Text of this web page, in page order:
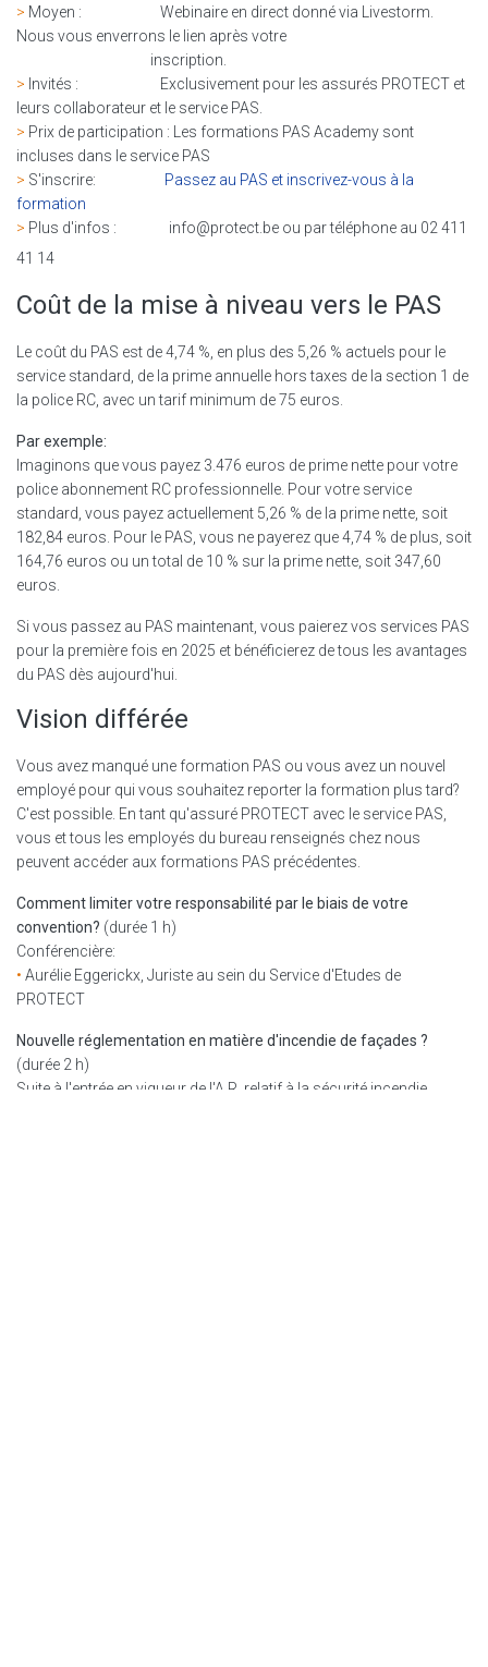
> Moyen : Webinaire en direct donné via Livestorm.
Nous vous enverrons le lien après votre
inscription.
> Invités : Exclusivement pour les assurés PROTECT et
leurs collaborateur et le service PAS.
> Prix de participation : Les formations PAS Academy sont
incluses dans le service PAS
> S'inscrire:
Passez au PAS et inscrivez-vous à la
formation
> Plus d'infos : info@protect.be ou par téléphone au 02 411
41 14
Coût de la mise à niveau vers le PAS
Le coût du PAS est de 4,74 %, en plus des 5,26 % actuels pour le
service standard, de la prime annuelle hors taxes de la section 1 de
la police RC, avec un tarif minimum de 75 euros.
Par exemple:
Imaginons que vous payez 3.476 euros de prime nette pour votre
police abonnement RC professionnelle. Pour votre service
standard, vous payez actuellement 5,26 % de la prime nette, soit
182,84 euros. Pour le PAS, vous ne payerez que 4,74 % de plus, soit
164,76 euros ou un total de 10 % sur la prime nette, soit 347,60
euros.
Si vous passez au PAS maintenant, vous paierez vos services PAS
pour la première fois en 2025 et bénéficierez de tous les avantages
du PAS dès aujourd'hui.
Vision différée
Vous avez manqué une formation PAS ou vous avez un nouvel
employé pour qui vous souhaitez reporter la formation plus tard?
C'est possible. En tant qu'assuré PROTECT avec le service PAS,
vous et tous les employés du bureau renseignés chez nous
peuvent accéder aux formations PAS précédentes.
Comment limiter votre responsabilité par le biais de votre
convention? (durée 1 h)
Conférencière:
• Aurélie Eggerickx, Juriste au sein du Service d'Etudes de
PROTECT
Nouvelle réglementation en matière d'incendie de façades ?
(durée 2 h)
Suite à l'entrée en vigueur de l'A.R. relatif à la sécurité incendie